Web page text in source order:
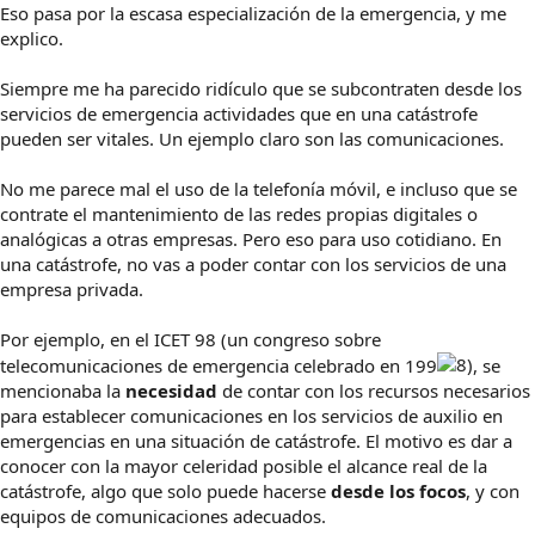
Eso pasa por la escasa especialización de la emergencia, y me
explico.
Siempre me ha parecido ridículo que se subcontraten desde los
servicios de emergencia actividades que en una catástrofe
pueden ser vitales. Un ejemplo claro son las comunicaciones.
No me parece mal el uso de la telefonía móvil, e incluso que se
contrate el mantenimiento de las redes propias digitales o
analógicas a otras empresas. Pero eso para uso cotidiano. En
una catástrofe, no vas a poder contar con los servicios de una
empresa privada.
Por ejemplo, en el ICET 98 (un congreso sobre
telecomunicaciones de emergencia celebrado en 199
, se
mencionaba la necesidad de contar con los recursos necesarios
para establecer comunicaciones en los servicios de auxilio en
emergencias en una situación de catástrofe. El motivo es dar a
conocer con la mayor celeridad posible el alcance real de la
catástrofe, algo que solo puede hacerse desde los focos, y con
equipos de comunicaciones adecuados.